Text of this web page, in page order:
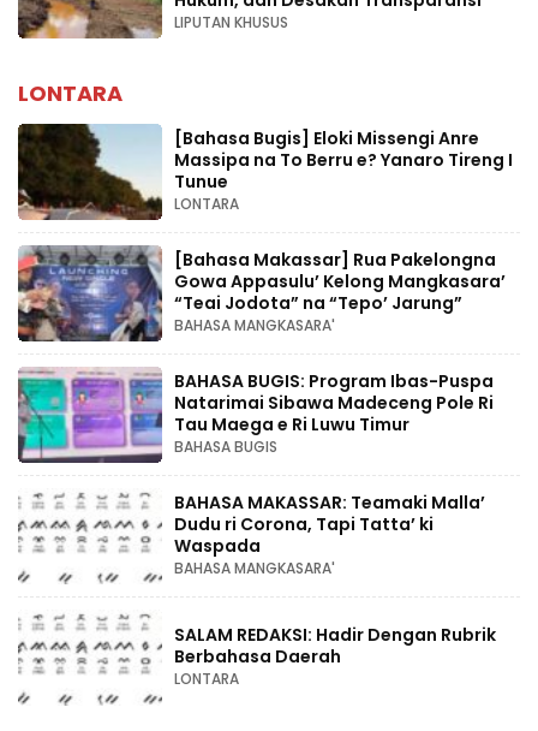
LIPUTAN KHUSUS
LONTARA
[Bahasa Bugis] ‎Eloki Missengi Anre
Massipa na To Berru e? Yanaro Tireng I
Tunue
LONTARA
[Bahasa Makassar] Rua Pakelongna
Gowa Appasulu’ Kelong Mangkasara’
“Teai Jodota” na “Tepo’ Jarung”
BAHASA MANGKASARA'
BAHASA BUGIS: Program Ibas-Puspa
Natarimai Sibawa Madeceng Pole Ri
Tau Maega e Ri Luwu Timur
BAHASA BUGIS
BAHASA MAKASSAR: Teamaki Malla’
Dudu ri Corona, Tapi Tatta’ ki
Waspada
BAHASA MANGKASARA'
SALAM REDAKSI: Hadir Dengan Rubrik
Berbahasa Daerah
LONTARA